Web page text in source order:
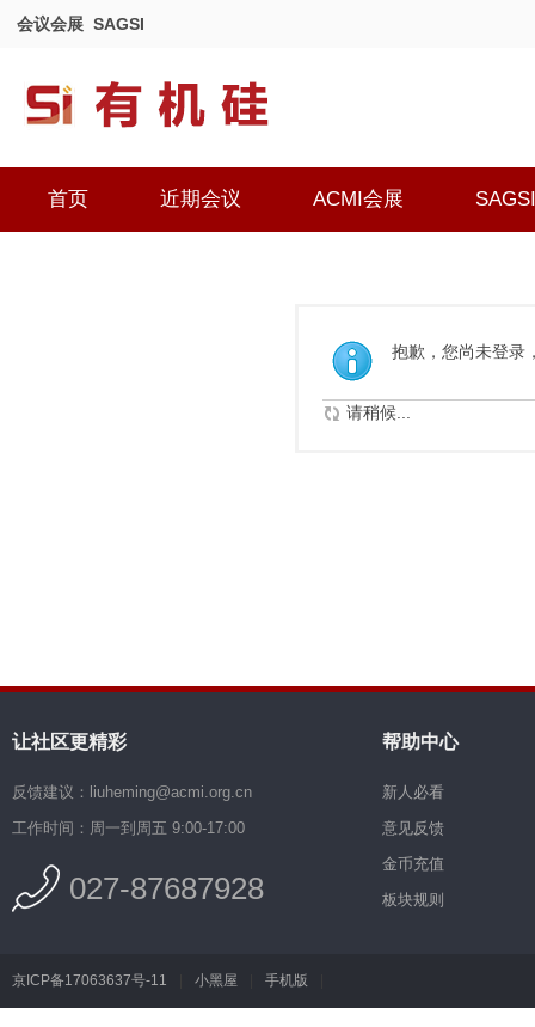
会议会展 SAGSI
首页 近期会议 ACMI会展 SAGSI
抱歉，您尚未登录
请稍候...
让社区更精彩
反馈建议：liuheming@acmi.org.cn
工作时间：周一到周五 9:00-17:00
027-87687928
帮助中心
新人必看
意见反馈
金币充值
板块规则
京ICP备17063637号-11 小黑屋 手机版